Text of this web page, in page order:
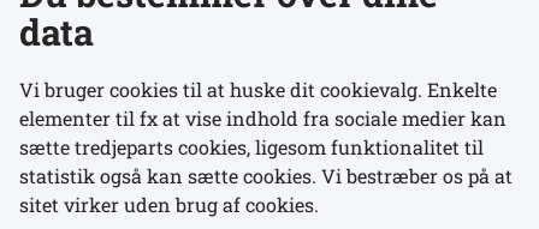
Links
Udgivelser
data
Vi bruger cookies til at huske dit cookievalg. Enkelte
elementer til fx at vise indhold fra sociale medier kan
sætte tredjeparts cookies, ligesom funktionalitet til
statistik også kan sætte cookies. Vi bestræber os på at
sitet virker uden brug af cookies.